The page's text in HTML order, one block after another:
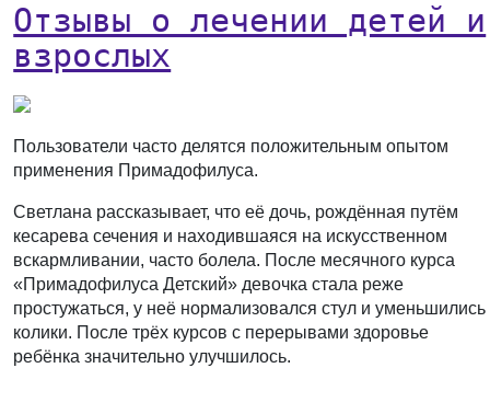
Отзывы о лечении детей и
взрослых
Пользователи часто делятся положительным опытом
применения Примадофилуса.
Светлана рассказывает, что её дочь, рождённая путём
кесарева сечения и находившаяся на искусственном
вскармливании, часто болела. После месячного курса
«Примадофилуса Детский» девочка стала реже
простужаться, у неё нормализовался стул и уменьшились
колики. После трёх курсов с перерывами здоровье
ребёнка значительно улучшилось.